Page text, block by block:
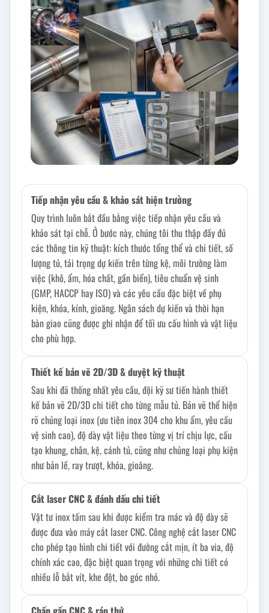
Tiếp nhận yêu cầu & khảo sát hiện trường
Quy trình luôn bắt đầu bằng việc tiếp nhận yêu cầu và
khảo sát tại chỗ. Ở bước này, chúng tôi thu thập đầy đủ
các thông tin kỹ thuật: kích thước tổng thể và chi tiết, số
lượng tủ, tải trọng dự kiến trên từng kệ, môi trường làm
việc (khô, ẩm, hóa chất, gần biển), tiêu chuẩn vệ sinh
(GMP, HACCP hay ISO) và các yêu cầu đặc biệt về phụ
kiện, khóa, kính, gioăng. Ngân sách dự kiến và thời hạn
bàn giao cũng được ghi nhận để tối ưu cấu hình và vật liệu
cho phù hợp.
Thiết kế bản vẽ 2D/3D & duyệt kỹ thuật
Sau khi đã thống nhất yêu cầu, đội kỹ sư tiến hành thiết
kế bản vẽ 2D/3D chi tiết cho từng mẫu tủ. Bản vẽ thể hiện
rõ chủng loại inox (ưu tiên inox 304 cho khu ẩm, yêu cầu
vệ sinh cao), độ dày vật liệu theo từng vị trí chịu lực, cấu
tạo khung, chân, kệ, cánh tủ, cũng như chủng loại phụ kiện
như bản lề, ray trượt, khóa, gioăng.
Cắt laser CNC & đánh dấu chi tiết
Vật tư inox tấm sau khi được kiểm tra mác và độ dày sẽ
được đưa vào máy cắt laser CNC. Công nghệ cắt laser CNC
cho phép tạo hình chi tiết với đường cắt mịn, ít ba via, độ
chính xác cao, đặc biệt quan trọng với những chi tiết có
nhiều lỗ bắt vít, khe đột, bo góc nhỏ.